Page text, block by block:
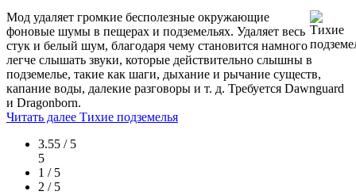
Мод удаляет громкие бесполезные окружающие
фоновые шумы в пещерах и подземельях. Удаляет весь
стук и белый шум, благодаря чему становится намного
легче слышать звуки, которые действительно слышны в
подземелье, такие как шаги, дыхание и рычание существ,
капание воды, далекие разговоры и т. д. Требуется Dawnguard
и Dragonborn.
Читать далее Тихие подземелья
3.55 / 5
5
1 / 5
2 / 5